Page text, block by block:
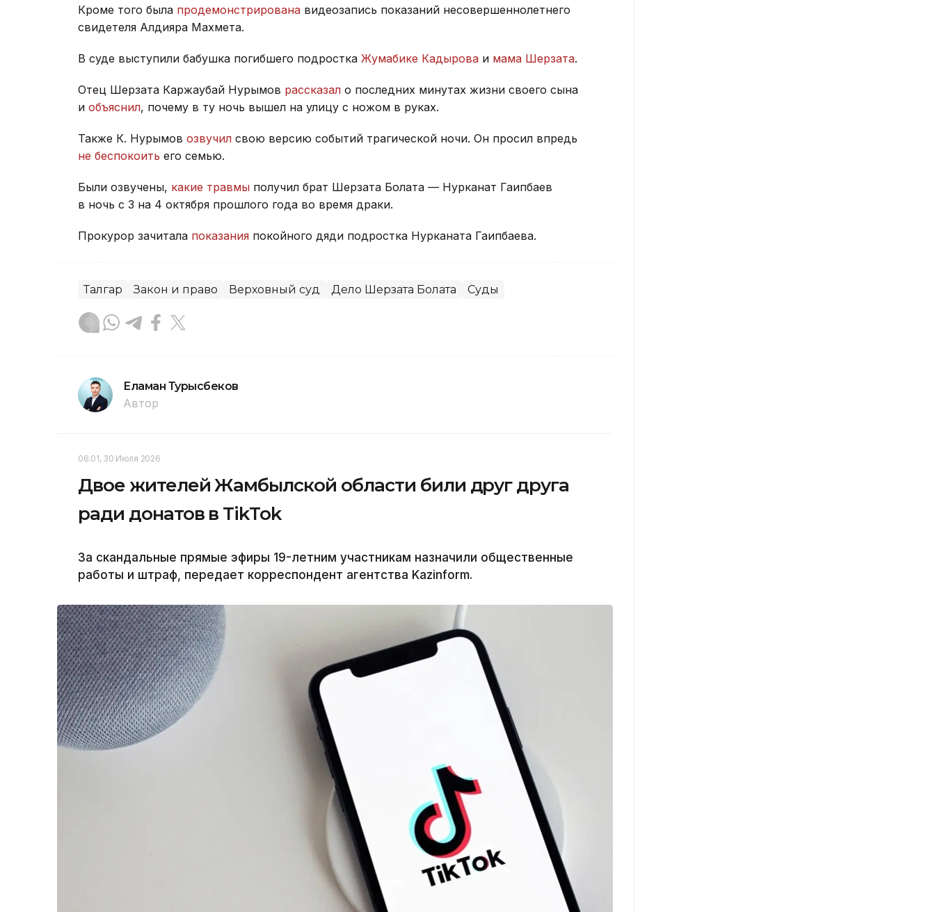
Кроме того была продемонстрирована видеозапись показаний несовершеннолетнего
свидетеля Алдияра Махмета.
В суде выступили бабушка погибшего подростка Жумабике Кадырова и мама Шерзата.
Отец Шерзата Каржаубай Нурымов рассказал о последних минутах жизни своего сына
и объяснил, почему в ту ночь вышел на улицу с ножом в руках.
Также К. Нурымов озвучил свою версию событий трагической ночи. Он просил впредь
не беспокоить его семью.
Были озвучены, какие травмы получил брат Шерзата Болата — Нурканат Гаипбаев
в ночь с 3 на 4 октября прошлого года во время драки.
Прокурор зачитала показания покойного дяди подростка Нурканата Гаипбаева.
Талгар Закон и право Верховный суд Дело Шерзата Болата Суды
Еламан Турысбеков
Автор
06:01, 30 Июля 2026
Двое жителей Жамбылской области били друг друга
ради донатов в TikTok
За скандальные прямые эфиры 19-летним участникам назначили общественные
работы и штраф, передает корреспондент агентства Kazinform.